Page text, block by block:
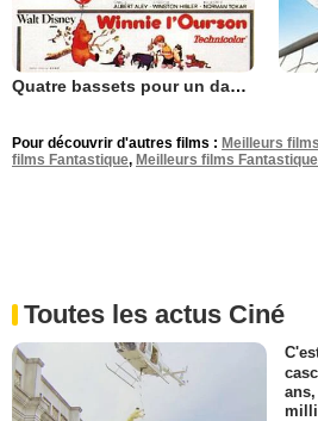
Quatre bassets pour un danois
Pour découvrir d'autres films : Meilleurs
films Fantastique, Meilleurs films
Toutes les actus Ciné